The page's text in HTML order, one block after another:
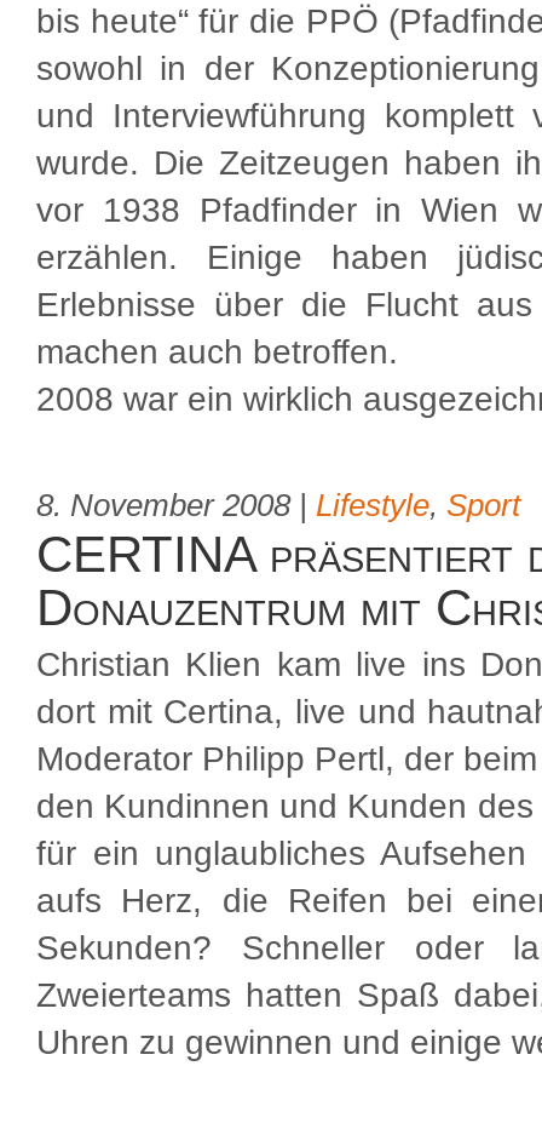
bis heute“ für die PPÖ
sowohl in der
und Interviewführung
wurde. Die Zeitzeugen haben
vor 1938 Pfadfinder in Wien
erzählen. Einige haben
Erlebnisse über die Flucht
machen auch betroffen.
2008 war ein wirklich
8. November 2008 | Lifestyle, Sport
CERTINA präsentiert
Donauzentrum mit
Christian Klien kam live ins
dort mit Certina, live und
Moderator Philipp Pertl, der
den Kundinnen und Kunden
für ein unglaubliches
aufs Herz, die Reifen bei
Sekunden? Schneller oder
Zweierteams hatten Spaß
Uhren zu gewinnen und einige